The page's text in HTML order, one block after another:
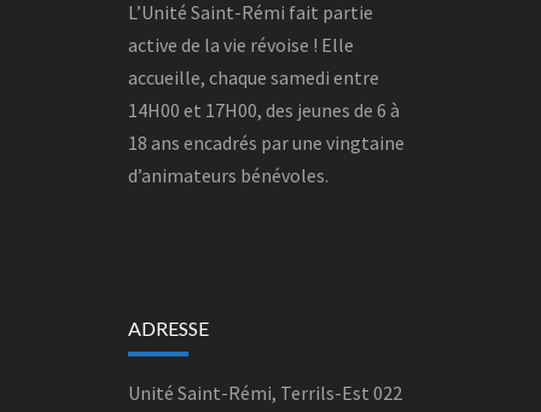
L’Unité Saint-Rémi fait partie
active de la vie révoise ! Elle
accueille, chaque samedi entre
14H00 et 17H00, des jeunes de 6 à
18 ans encadrés par une vingtaine
d’animateurs bénévoles.
ADRESSE
Unité Saint-Rémi, Terrils-Est 022